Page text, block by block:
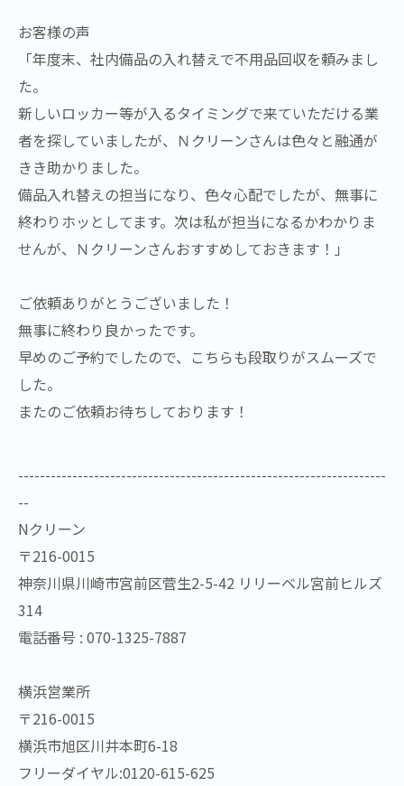
お客様の声
「年度末、社内備品の入れ替えで不用品回収を頼みまし
た。
新しいロッカー等が入るタイミングで来ていただける業
者を探していましたが、Ｎクリーンさんは色々と融通が
きき助かりました。
備品入れ替えの担当になり、色々心配でしたが、無事に
終わりホッとしてます。次は私が担当になるかわかりま
せんが、Ｎクリーンさんおすすめしておきます！」
ご依頼ありがとうございました！
無事に終わり良かったです。
早めのご予約でしたので、こちらも段取りがスムーズで
した。
またのご依頼お待ちしております！
--------------------------------------------------------------------
--
Nクリーン
〒216-0015
神奈川県川崎市宮前区菅生2-5-42 リリーベル宮前ヒルズ
314
電話番号 : 070-1325-7887
横浜営業所
〒216-0015
横浜市旭区川井本町6-18
フリーダイヤル:0120-615-625